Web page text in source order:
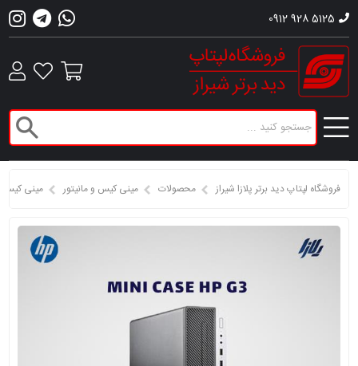
0912 928 5125
فروشگاه لپتاپ دید برتر پلازا شیراز محصولات مینی کیس و مانیتور مینی کیس